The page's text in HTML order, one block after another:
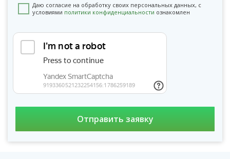
Даю согласие на обработку своих персональных данных, с
условиями политики конфиденциальности ознакомлен